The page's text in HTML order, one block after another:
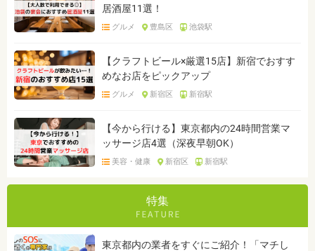
居酒屋11選！
グルメ 豊島区 池袋駅
【クラフトビール×厳選15店】新宿でおすす
めなお店をピックアップ
グルメ 新宿区 新宿駅
【今から行ける】東京都内の24時間営業マ
ッサージ店4選（深夜早朝OK）
美容・健康 新宿区 新宿駅
特集
東京都内の業者をすぐにご紹介！「マチし